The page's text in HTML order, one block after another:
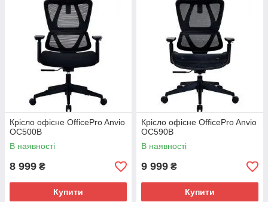
Крісло офісне OfficePro Anvio
OC500B
В наявності
8 999 ₴
Купити
Крісло офісне OfficePro Anvio
OC590B
В наявності
9 999 ₴
Купити